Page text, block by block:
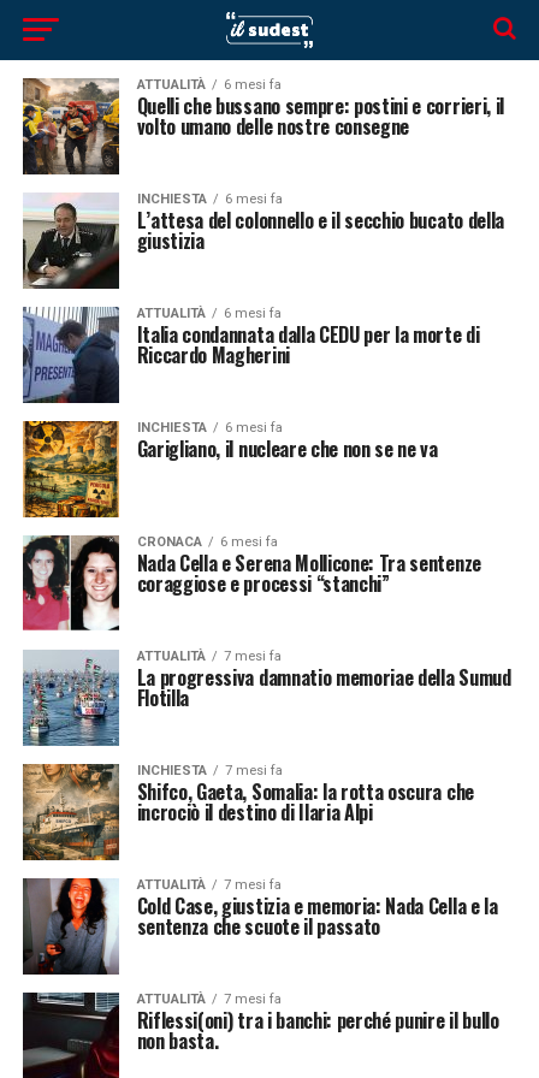
ATTUALITÀ 6 mesi fa
Quelli che bussano sempre: postini e corrieri, il
volto umano delle nostre consegne
INCHIESTA 6 mesi fa
L’attesa del colonnello e il secchio bucato della
giustizia
ATTUALITÀ 6 mesi fa
Italia condannata dalla CEDU per la morte di
Riccardo Magherini
INCHIESTA 6 mesi fa
Garigliano, il nucleare che non se ne va
CRONACA 6 mesi fa
Nada Cella e Serena Mollicone: Tra sentenze
coraggiose e processi “stanchi”
ATTUALITÀ 7 mesi fa
La progressiva damnatio memoriae della Sumud
Flotilla
INCHIESTA 7 mesi fa
Shifco, Gaeta, Somalia: la rotta oscura che
incrociò il destino di Ilaria Alpi
ATTUALITÀ 7 mesi fa
Cold Case, giustizia e memoria: Nada Cella e la
sentenza che scuote il passato
ATTUALITÀ 7 mesi fa
Riflessi(oni) tra i banchi: perché punire il bullo
non basta.